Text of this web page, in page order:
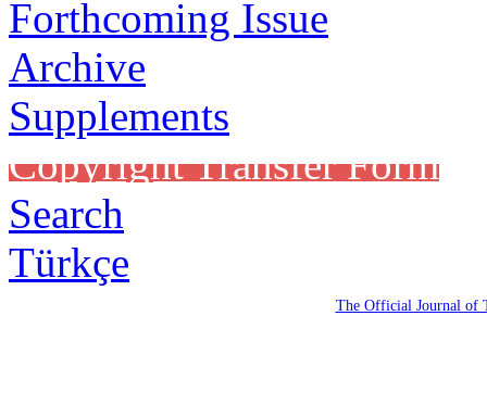
Forthcoming Issue
Archive
Supplements
Copyright Transfer Form
Search
Türkçe
The Official Journal of